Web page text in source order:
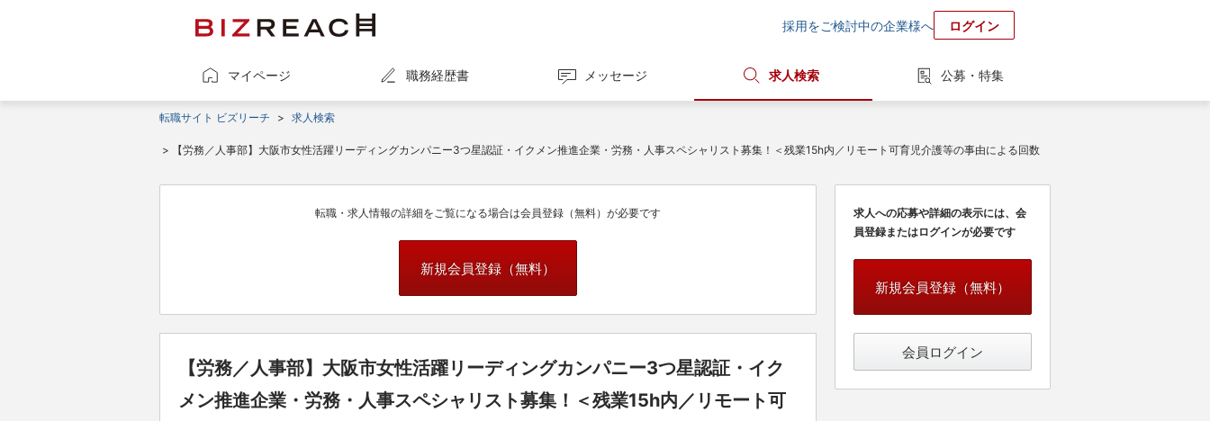
採用をご検討中の企業様へ ログイン
マイページ 職務経歴書 メッセージ 求人検索 公募・特集
転職サイト ビズリーチ > 求人検索
> 【労務／人事部】大阪市女性活躍リーディングカンパニー3つ星認証・イクメン推進企業・労務・人事スペシャリスト募集！＜残業15h内／リモート可育児介護等の事由による回数
調整にも対応＞
転職・求人情報の詳細をご覧になる場合は会員登録（無料）が必要です
新規会員登録（無料）
【労務／人事部】大阪市女性活躍リーディングカンパニー3つ星認証・イク
メン推進企業・労務・人事スペシャリスト募集！＜残業15h内／リモート可
求人への応募や詳細の表示には、会
員登録またはログインが必要です
新規会員登録（無料）
会員ログイン